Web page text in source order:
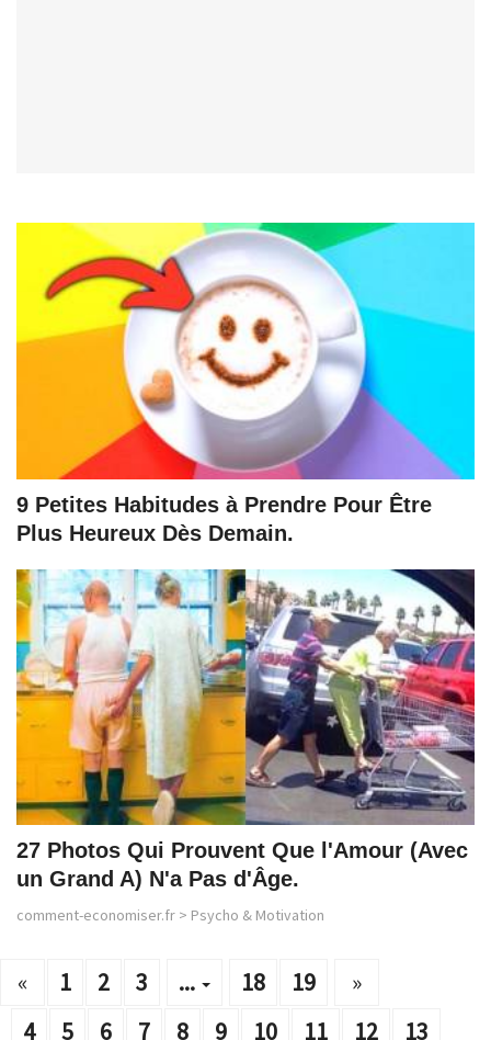
9 Petites Habitudes à Prendre Pour Être
Plus Heureux Dès Demain.
27 Photos Qui Prouvent Que l'Amour (Avec
un Grand A) N'a Pas d'Âge.
comment-economiser.fr > Psycho & Motivation
« 1 2 3
...
4
5 6 7 8 9 10 11 12 13
18 19 »